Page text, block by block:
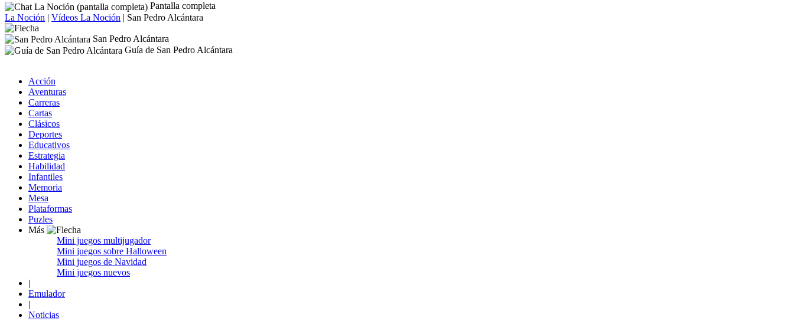
Pantalla completa
La Noción | Vídeos La Noción | San Pedro Alcántara
San Pedro Alcántara
Guía de San Pedro Alcántara
Acción
Aventuras
Carreras
Cartas
Clásicos
Deportes
Educativos
Estrategia
Habilidad
Infantiles
Memoria
Mesa
Plataformas
Puzles
Más
Mini juegos multijugador
Mini juegos sobre Halloween
Mini juegos de Navidad
Mini juegos nuevos
|
Emulador
|
Noticias